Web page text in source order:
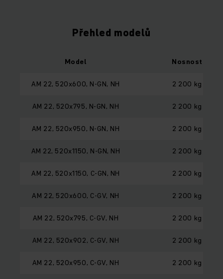
Přehled modelů
Model Nosnost
AM 22, 520x600, N-GN, NH 2 200 kg
AM 22, 520x795, N-GN, NH 2 200 kg
AM 22, 520x950, N-GN, NH 2 200 kg
AM 22, 520x1150, N-GN, NH 2 200 kg
AM 22, 520x1150, C-GN, NH 2 200 kg
AM 22, 520x600, C-GV, NH 2 200 kg
AM 22, 520x795, C-GV, NH 2 200 kg
AM 22, 520x902, C-GV, NH 2 200 kg
AM 22, 520x950, C-GV, NH 2 200 kg